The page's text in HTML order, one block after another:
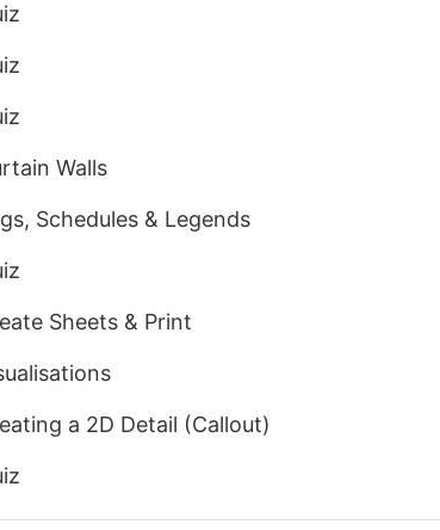
Walls
Schedules & Legends
Sheets & Print
a 2D Detail (Callout)